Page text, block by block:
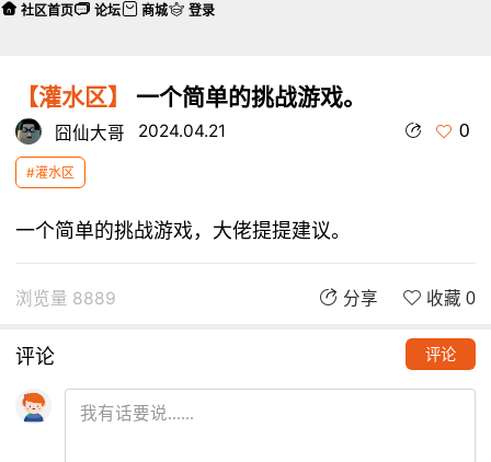
【灌水区】 一个简单的挑战游戏。
囧仙大哥 2024.04.21 0
#灌水区
一个简单的挑战游戏，大佬提提建议。
浏览量 8889 分享 收藏 0
评论 评论
社区首页 论坛 商城 登录